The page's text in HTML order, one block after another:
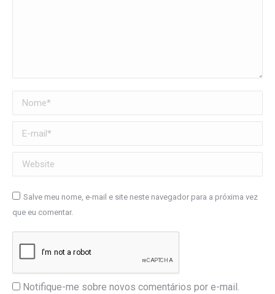
Nome *
E-mail *
Website
Salve meu nome, e-mail e site neste navegador para a próxima vez
que eu comentar.
Notifique-me sobre novos comentários por e-mail.